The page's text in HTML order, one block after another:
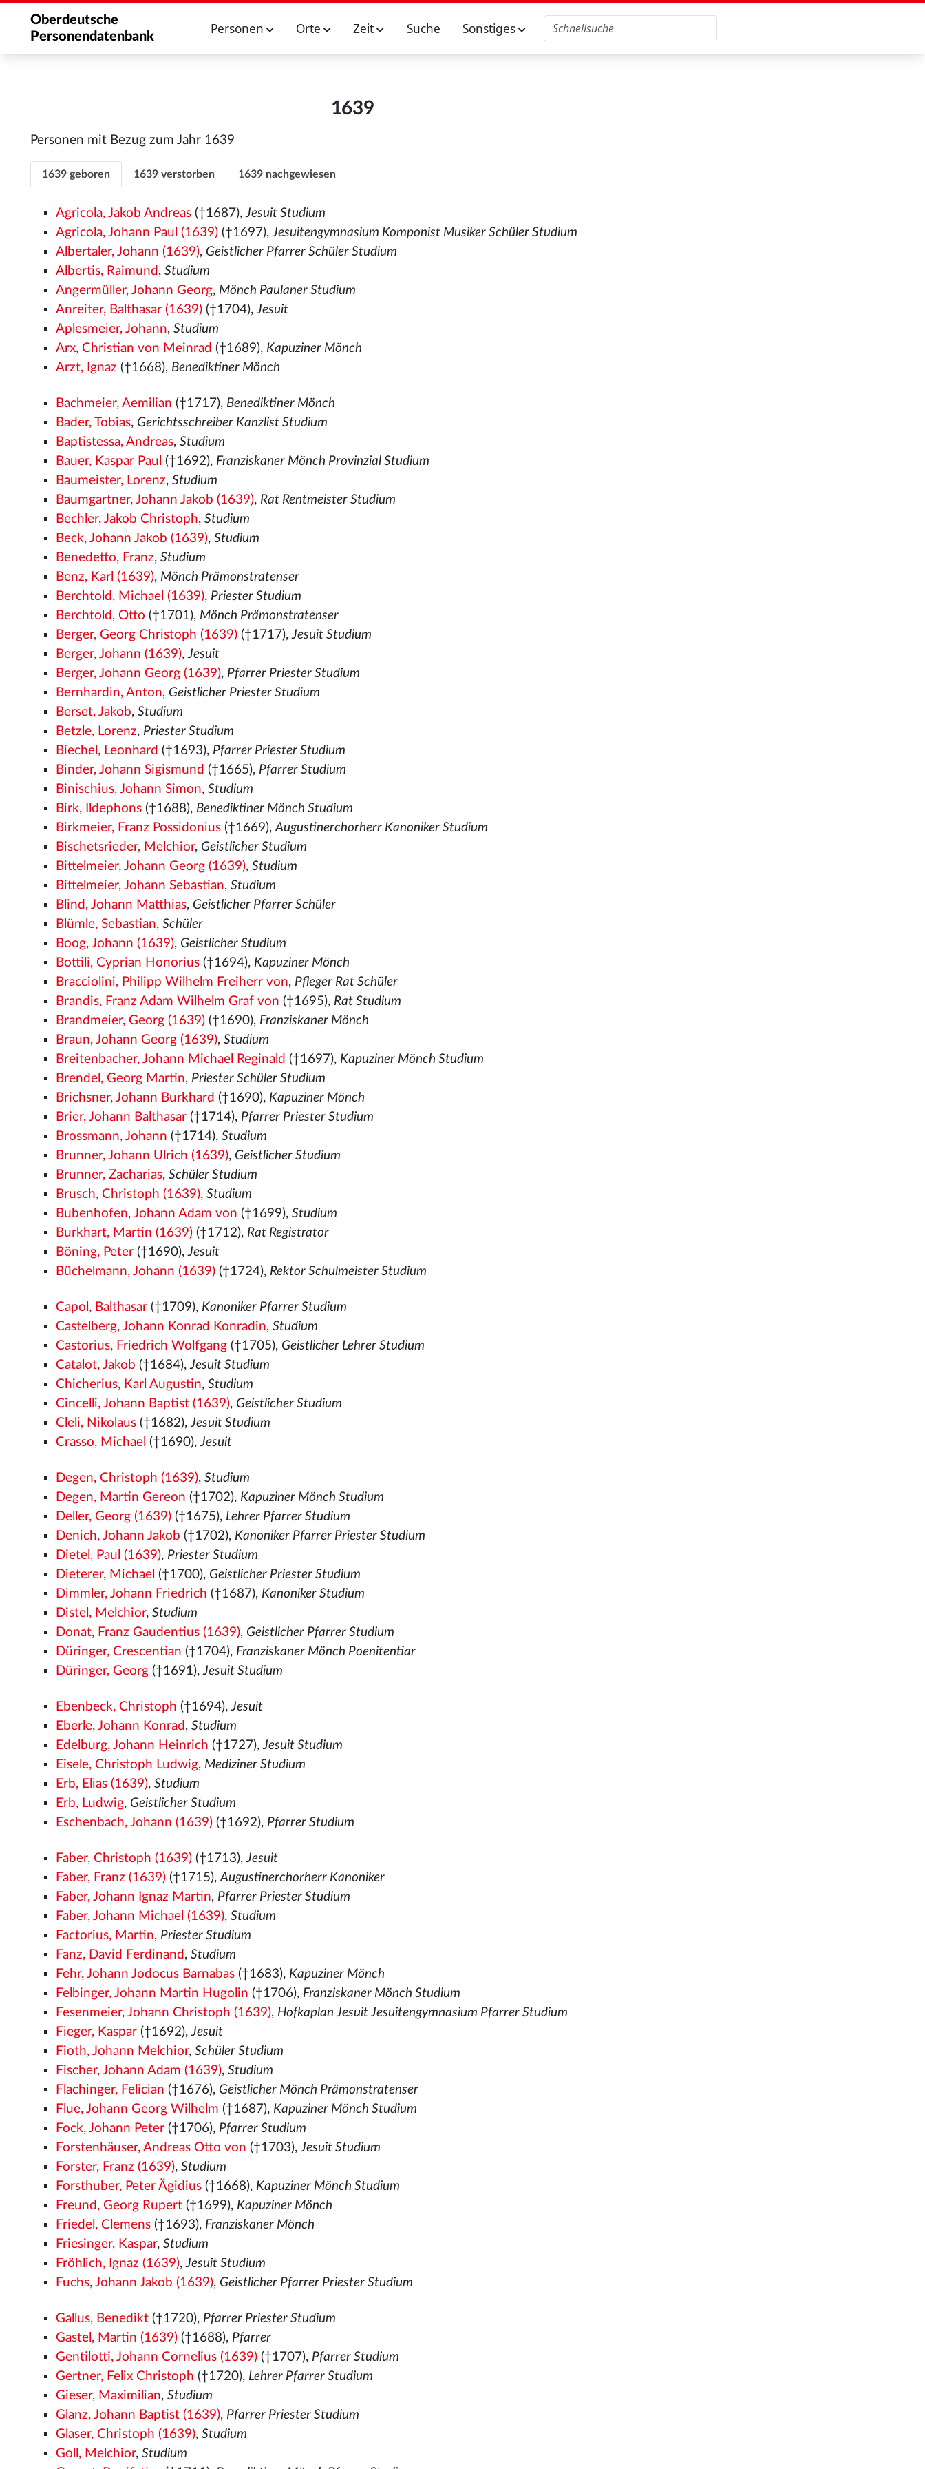
Oberdeutsche
Personendatenbank
Personen Orte Zeit Suche Sonstiges
1639
Personen mit Bezug zum Jahr 1639
1639 geboren 1639 verstorben 1639 nachgewiesen
Agricola, Jakob Andreas (†1687),Jesuit Studium
Agricola, Johann Paul (1639) (†1697),Jesuitengymnasium Komponist Musiker Schüler Studium
Albertaler, Johann (1639), Geistlicher Pfarrer Schüler Studium
Albertis, Raimund ,Studium
Angermüller, Johann Georg, Mönch Paulaner Studium
Anreiter, Balthasar (1639) (†1704),Jesuit
Aplesmeier, Johann,Studium
Arx, Christian von Meinrad (†1689), Kapuziner Mönch
Arzt, Ignaz (†1668), Benediktiner Mönch
Bachmeier, Aemilian (†1717), Benediktiner Mönch
Bader, Tobias, Gerichtsschreiber Kanzlist Studium
Baptistessa, Andreas,Studium
Bauer, Kaspar Paul (†1692), Franziskaner Mönch Provinzial Studium
Baumeister, Lorenz,Studium
Baumgartner, Johann Jakob (1639), Rat Rentmeister Studium
Bechler, Jakob Christoph,Studium
Beck, Johann Jakob (1639),Studium
Benedetto, Franz,Studium
Benz, Karl (1639), Mönch Prämonstratenser
Berchtold, Michael (1639), Priester Studium
Berchtold, Otto (†1701), Mönch Prämonstratenser
Berger, Georg Christoph (1639) (†1717),Jesuit Studium
Berger, Johann (1639),Jesuit
Berger, Johann Georg (1639), Pfarrer Priester Studium
Bernhardin, Anton, Geistlicher Priester Studium
Berset, Jakob,Studium
Betzle, Lorenz, Priester Studium
Biechel, Leonhard (†1693), Pfarrer Priester Studium
Binder, Johann Sigismund (†1665), Pfarrer Studium
Binischius, Johann Simon,Studium
Birk, Ildephons (†1688), Benediktiner Mönch Studium
Birkmeier, Franz Possidonius (†1669),Augustinerchorherr Kanoniker Studium
Bischetsrieder, Melchior, Geistlicher Studium
Bittelmeier, Johann Georg (1639),Studium
Bittelmeier, Johann Sebastian,Studium
Blind, Johann Matthias, Geistlicher Pfarrer Schüler
Blümle, Sebastian,Schüler
Boog, Johann (1639), Geistlicher Studium
Bottili, Cyprian Honorius (†1694), Kapuziner Mönch
Bracciolini, Philipp Wilhelm Freiherr von, Pfleger Rat Schüler
Brandis, Franz Adam Wilhelm Graf von (†1695), Rat Studium
Brandmeier, Georg (1639) (†1690), Franziskaner Mönch
Braun, Johann Georg (1639),Studium
Breitenbacher, Johann Michael Reginald (†1697), Kapuziner Mönch Studium
Brendel, Georg Martin, Priester Schüler Studium
Brichsner, Johann Burkhard (†1690), Kapuziner Mönch
Brier, Johann Balthasar (†1714), Pfarrer Priester Studium
Brossmann, Johann (†1714),Studium
Brunner, Johann Ulrich (1639), Geistlicher Studium
Brunner, Zacharias,Schüler Studium
Brusch, Christoph (1639),Studium
Bubenhofen, Johann Adam von (†1699),Studium
Burkhart, Martin (1639) (†1712), Rat Registrator
Böning, Peter (†1690),Jesuit
Büchelmann, Johann (1639) (†1724), Rektor Schulmeister Studium
Capol, Balthasar (†1709), Kanoniker Pfarrer Studium
Castelberg, Johann Konrad Konradin,Studium
Castorius, Friedrich Wolfgang (†1705), Geistlicher Lehrer Studium
Catalot, Jakob (†1684),Jesuit Studium
Chicherius, Karl Augustin,Studium
Cincelli, Johann Baptist (1639), Geistlicher Studium
Cleli, Nikolaus (†1682),Jesuit Studium
Crasso, Michael (†1690),Jesuit
Degen, Christoph (1639),Studium
Degen, Martin Gereon (†1702), Kapuziner Mönch Studium
Deller, Georg (1639) (†1675), Lehrer Pfarrer Studium
Denich, Johann Jakob (†1702), Kanoniker Pfarrer Priester Studium
Dietel, Paul (1639), Priester Studium
Dieterer, Michael (†1700), Geistlicher Priester Studium
Dimmler, Johann Friedrich (†1687), Kanoniker Studium
Distel, Melchior,Studium
Donat, Franz Gaudentius (1639), Geistlicher Pfarrer Studium
Düringer, Crescentian (†1704), Franziskaner Mönch Poenitentiar
Düringer, Georg (†1691),Jesuit Studium
Ebenbeck, Christoph (†1694),Jesuit
Eberle, Johann Konrad ,Studium
Edelburg, Johann Heinrich (†1727),Jesuit Studium
Eisele, Christoph Ludwig, Mediziner Studium
Erb, Elias (1639),Studium
Erb, Ludwig, Geistlicher Studium
Eschenbach, Johann (1639) (†1692), Pfarrer Studium
Faber, Christoph (1639) (†1713),Jesuit
Faber, Franz (1639) (†1715),Augustinerchorherr Kanoniker
Faber, Johann Ignaz Martin, Pfarrer Priester Studium
Faber, Johann Michael (1639),Studium
Factorius, Martin, Priester Studium
Fanz, David Ferdinand ,Studium
Fehr, Johann Jodocus Barnabas (†1683), Kapuziner Mönch
Felbinger, Johann Martin Hugolin (†1706), Franziskaner Mönch Studium
Fesenmeier, Johann Christoph (1639), Hofkaplan Jesuit Jesuitengymnasium Pfarrer Studium
Fieger, Kaspar (†1692),Jesuit
Fioth, Johann Melchior,Schüler Studium
Fischer, Johann Adam (1639),Studium
Flachinger, Felician (†1676), Geistlicher Mönch Prämonstratenser
Flue, Johann Georg Wilhelm (†1687), Kapuziner Mönch Studium
Fock, Johann Peter (†1706), Pfarrer Studium
Forstenhäuser, Andreas Otto von (†1703),Jesuit Studium
Forster, Franz (1639),Studium
Forsthuber, Peter Ägidius (†1668), Kapuziner Mönch Studium
Freund, Georg Rupert (†1699), Kapuziner Mönch
Friedel, Clemens (†1693), Franziskaner Mönch
Friesinger, Kaspar,Studium
Fröhlich, Ignaz (1639),Jesuit Studium
Fuchs, Johann Jakob (1639), Geistlicher Pfarrer Priester Studium
Gallus, Benedikt (†1720), Pfarrer Priester Studium
Gastel, Martin (1639) (†1688), Pfarrer
Gentilotti, Johann Cornelius (1639) (†1707), Pfarrer Studium
Gertner, Felix Christoph (†1720), Lehrer Pfarrer Studium
Gieser, Maximilian,Studium
Glanz, Johann Baptist (1639), Pfarrer Priester Studium
Glaser, Christoph (1639),Studium
Goll, Melchior,Studium